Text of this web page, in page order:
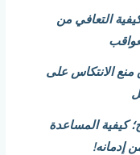
التعافي من
الانتكاس على
كيفية المساعدة
إدمانه!